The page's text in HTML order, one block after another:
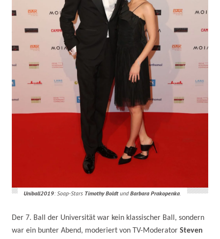
Uniball2019: Soap-Stars Timothy BoldtundBarbara Prakopenka.
Der 7. Ball der Universität war kein klassischer Ball, sondern
war ein bunter Abend, moderiert von TV-Moderator Steven